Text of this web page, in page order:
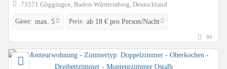
73571 Göggingen, Baden-Württemberg, Deutschland
Gäste: max. 5 Preis: ab 18 € pro Person/Nacht
89